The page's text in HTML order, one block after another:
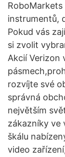
instrumentů,
Pokud vás
si zvolit
Akcií Verizon
rozvíjte své
správná
největším
zákazníky ve
škálu
video